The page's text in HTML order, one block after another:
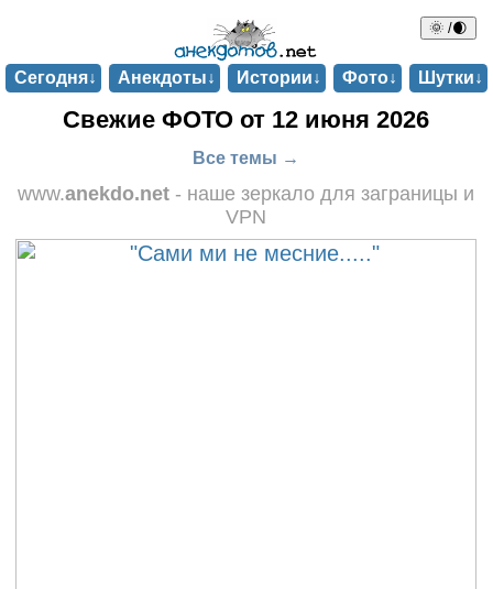
🌞 /🌒
Сегодня↓ Анекдоты↓ Истории↓ Фото↓ Шутки↓
Свежие ФОТО от 12 июня 2026
Все темы →
www.anekdo.net - наше зеркало для заграницы и
VPN